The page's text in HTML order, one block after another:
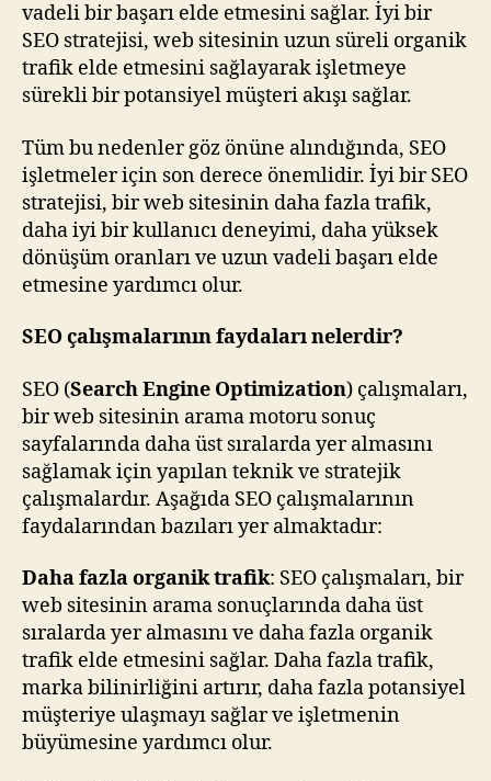
vadeli bir başarı elde etmesini sağlar. İyi bir
SEO stratejisi, web sitesinin uzun süreli organik
trafik elde etmesini sağlayarak işletmeye
sürekli bir potansiyel müşteri akışı sağlar.
Tüm bu nedenler göz önüne alındığında, SEO
işletmeler için son derece önemlidir. İyi bir SEO
stratejisi, bir web sitesinin daha fazla trafik,
daha iyi bir kullanıcı deneyimi, daha yüksek
dönüşüm oranları ve uzun vadeli başarı elde
etmesine yardımcı olur.
SEO çalışmalarının faydaları nelerdir?
SEO (Search Engine Optimization) çalışmaları,
bir web sitesinin arama motoru sonuç
sayfalarında daha üst sıralarda yer almasını
sağlamak için yapılan teknik ve stratejik
çalışmalardır. Aşağıda SEO çalışmalarının
faydalarından bazıları yer almaktadır:
Daha fazla organik trafik: SEO çalışmaları, bir
web sitesinin arama sonuçlarında daha üst
sıralarda yer almasını ve daha fazla organik
trafik elde etmesini sağlar. Daha fazla trafik,
marka bilinirliğini artırır, daha fazla potansiyel
müşteriye ulaşmayı sağlar ve işletmenin
büyümesine yardımcı olur.